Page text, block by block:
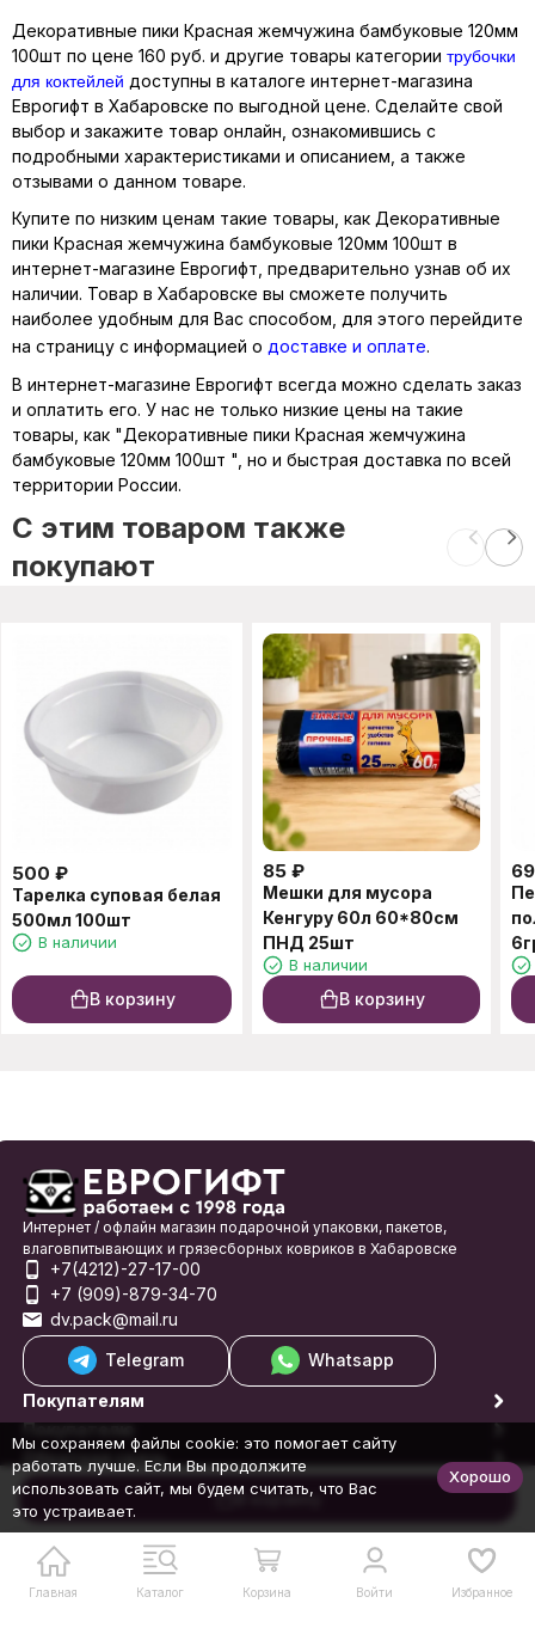
В корзину
Декоративные пики Красная жемчужина бамбуковые 120мм
100шт по цене 160 руб. и другие товары категории трубочки
для коктейлей доступны в каталоге интернет-магазина
Еврогифт в Хабаровске по выгодной цене. Сделайте свой
выбор и закажите товар онлайн, ознакомившись с
подробными характеристиками и описанием, а также
отзывами о данном товаре.
Купите по низким ценам такие товары, как Декоративные
пики Красная жемчужина бамбуковые 120мм 100шт в
интернет-магазине Еврогифт, предварительно узнав об их
наличии. Товар в Хабаровске вы сможете получить
наиболее удобным для Вас способом, для этого перейдите
на страницу с информацией о доставке и оплате.
В интернет-магазине Еврогифт всегда можно сделать заказ
и оплатить его. У нас не только низкие цены на такие
товары, как "Декоративные пики Красная жемчужина
бамбуковые 120мм 100шт ", но и быстрая доставка по всей
территории России.
C этим товаром также
покупают
500 ₽
Тарелка суповая белая
500мл 100шт
В наличии
В корзину
85 ₽
Мешки для мусора
Кенгуру 60л 60*80см
ПНД 25шт
В наличии
В корзину
69
Главная Каталог Корзина Войти Избранное
Интернет / офлайн магазин подарочной упаковки, пакетов,
влаговпитывающих и грязесборных ковриков в Хабаровске
+7(4212)-27-17-00
+7 (909)-879-34-70
dv.pack@mail.ru
Telegram
Whatsapp
Покупателям
Покупателю
Обратная связь
© 1998-2026 Еврогифт
Мы сохраняем файлы cookie: это помогает сайту
работать лучше. Если Вы продолжите
использовать сайт, мы будем считать, что Вас
это устраивает.
Хорошо